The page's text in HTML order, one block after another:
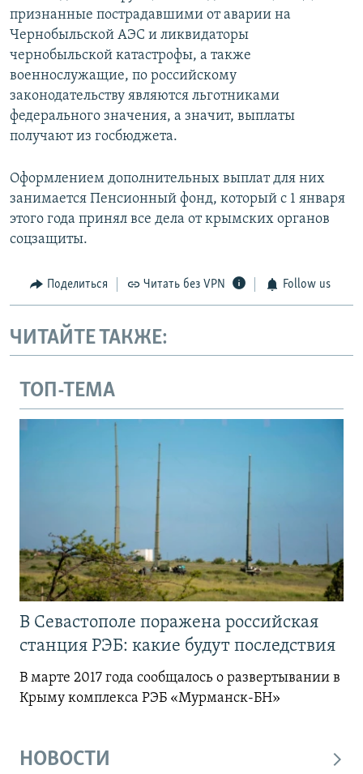
признанные пострадавшими от аварии на
Чернобыльской АЭС и ликвидаторы
чернобыльской катастрофы, а также
военнослужащие, по российскому
законодательству являются льготниками
федерального значения, а значит, выплаты
получают из госбюджета.
Оформлением дополнительных выплат для них
занимается Пенсионный фонд, который с 1 января
этого года принял все дела от крымских органов
соцзащиты.
Поделиться Читать без VPN Follow us
ЧИТАЙТЕ ТАКЖЕ:
ТОП-ТЕМА
В Севастополе поражена российская
станция РЭБ: какие будут последствия
В марте 2017 года сообщалось о развертывании в
Крыму комплекса РЭБ «Мурманск-БН»
НОВОСТИ